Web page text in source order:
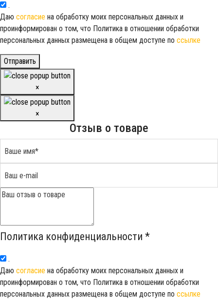
.
Даю согласие на обработку моих персональных данных и
проинформирован о том, что Политика в отношении обработки
персональных данных размещена в общем доступе по ссылке
Отправить
×
×
Отзыв о товаре
Политика конфиденциальности *
.
Даю согласие на обработку моих персональных данных и
проинформирован о том, что Политика в отношении обработки
персональных данных размещена в общем доступе по ссылке